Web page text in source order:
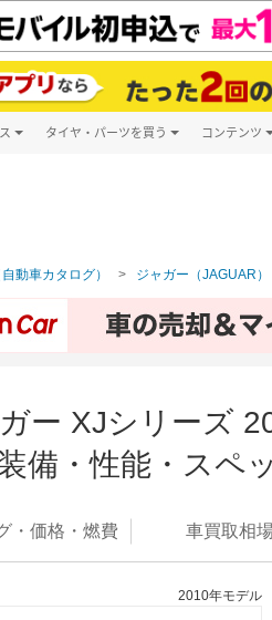
タイヤ・パーツを買う コンテンツ
動車カタログ） ジャガー（JAGUAR）
ー XJシリーズ
備・性能・スペ
・価格・燃費 車買取相
2010年モデル